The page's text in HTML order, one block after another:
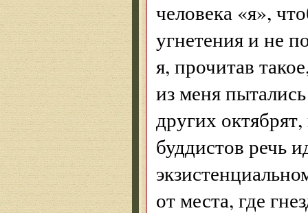
человека «я»,
угнетения и не
я, прочитав
из меня
других
буддистов речь
от места, где